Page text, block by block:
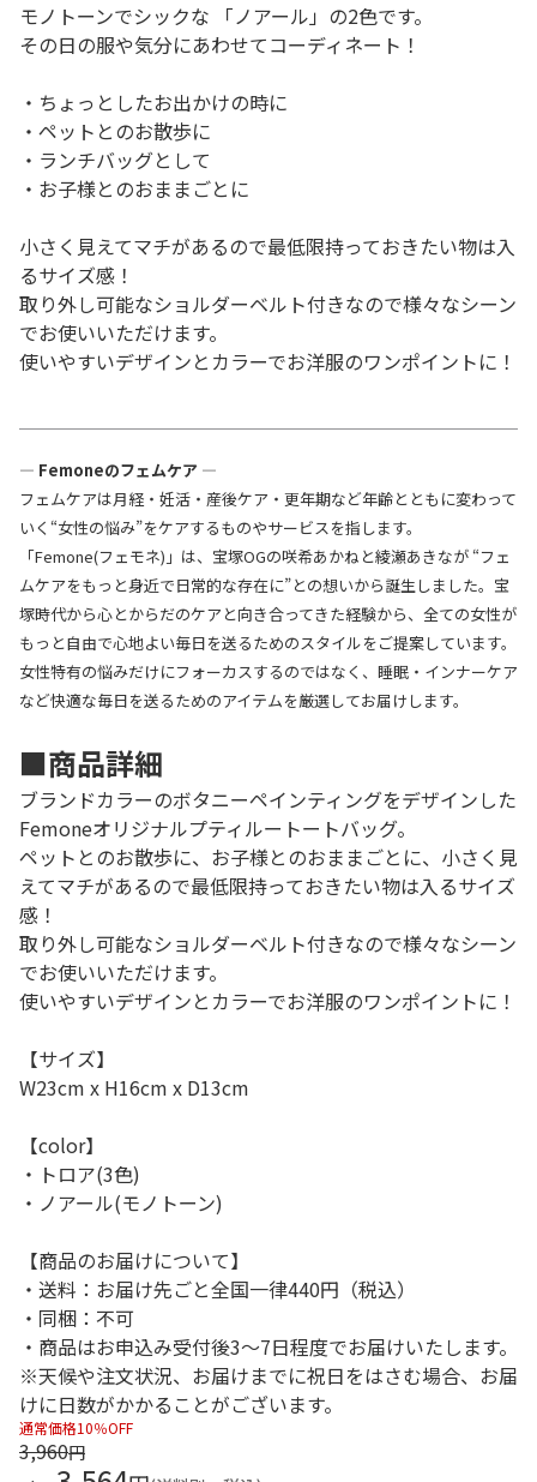
モノトーンでシックな 「ノアール」の2色です。
その日の服や気分にあわせてコーディネート！
・ちょっとしたお出かけの時に
・ペットとのお散歩に
・ランチバッグとして
・お子様とのおままごとに
小さく見えてマチがあるので最低限持っておきたい物は入
るサイズ感！
取り外し可能なショルダーベルト付きなので様々なシーン
でお使いいただけます。
使いやすいデザインとカラーでお洋服のワンポイントに！
― Femoneのフェムケア ―
フェムケアは月経・妊活・産後ケア・更年期など年齢とともに変わって
いく“女性の悩み”をケアするものやサービスを指します。
「Femone(フェモネ)」は、宝塚OGの咲希あかねと綾瀬あきなが “フェ
ムケアをもっと身近で日常的な存在に”との想いから誕生しました。宝
塚時代から心とからだのケアと向き合ってきた経験から、全ての女性が
もっと自由で心地よい毎日を送るためのスタイルをご提案しています。
女性特有の悩みだけにフォーカスするのではなく、睡眠・インナーケア
など快適な毎日を送るためのアイテムを厳選してお届けします。
■商品詳細
ブランドカラーのボタニーペインティングをデザインした
Femoneオリジナルプティルートートバッグ。
ペットとのお散歩に、お子様とのおままごとに、小さく見
えてマチがあるので最低限持っておきたい物は入るサイズ
感！
取り外し可能なショルダーベルト付きなので様々なシーン
でお使いいただけます。
使いやすいデザインとカラーでお洋服のワンポイントに！
【サイズ】
W23cm x H16cm x D13cm
【color】
・トロア(3色)
・ノアール(モノトーン)
【商品のお届けについて】
・送料：お届け先ごと全国一律440円（税込）
・同梱：不可
・商品はお申込み受付後3～7日程度でお届けいたします。
※天候や注文状況、お届けまでに祝日をはさむ場合、お届
けに日数がかかることがございます。
通常価格10％OFF
3,960円